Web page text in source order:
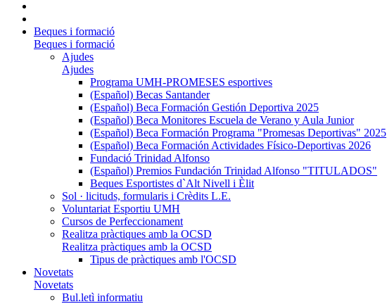
Beques i formació
Beques i formació
Ajudes
Ajudes
Programa UMH-PROMESES esportives
(Español) Becas Santander
(Español) Beca Formación Gestión Deportiva 2025
(Español) Beca Monitores Escuela de Verano y Aula Junior
(Español) Beca Formación Programa "Promesas Deportivas" 2025
(Español) Beca Formación Actividades Físico-Deportivas 2026
Fundació Trinidad Alfonso
(Español) Premios Fundación Trinidad Alfonso "TITULADOS"
Beques Esportistes d`Alt Nivell i Èlit
Sol · licituds, formularis i Crèdits L.E.
Voluntariat Esportiu UMH
Cursos de Perfeccionament
Realitza pràctiques amb la OCSD
Realitza pràctiques amb la OCSD
Tipus de pràctiques amb l'OCSD
Novetats
Novetats
Bul.letì informatiu